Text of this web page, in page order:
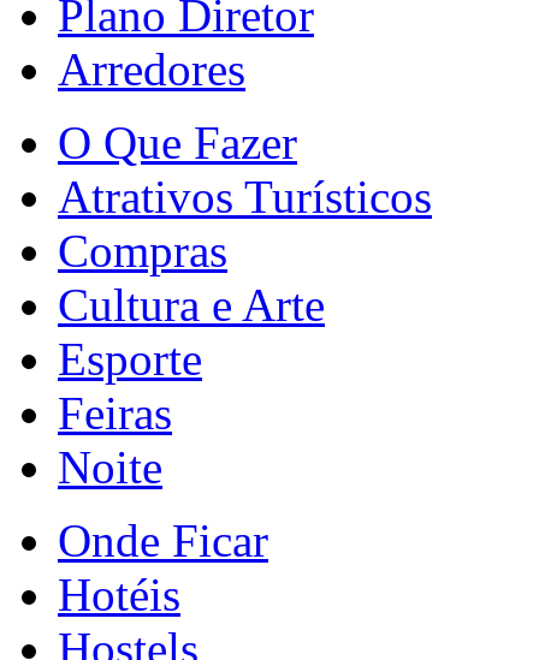
Plano Diretor
Arredores
O Que Fazer
Atrativos Turísticos
Compras
Cultura e Arte
Esporte
Feiras
Noite
Onde Ficar
Hotéis
Hostels